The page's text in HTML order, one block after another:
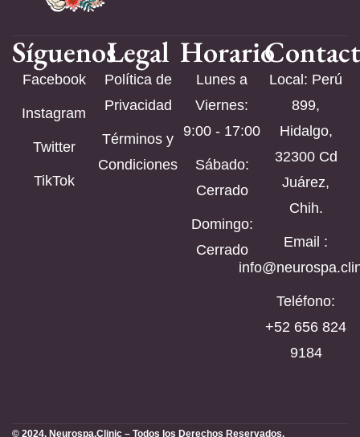
Síguenos
Facebook
Instagram
Twitter
TikTok
Legal
Política de
Privacidad
Términos y
Condiciones
Horario
Lunes a
Viernes:
9:00 - 17:00
Sábado:
Cerrado
Domingo:
Cerrado
Local: Perú
899,
Hidalgo,
32300 Cd
Juárez,
Chih.
Email :
Teléfono:
‪+52 656 824
9184‬
© 2024, Neurospa.Clinic – Todos los Derechos Reservados.